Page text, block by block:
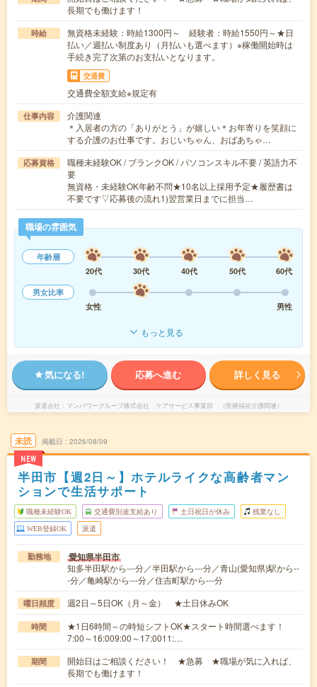
長期でも働けます！
時給
無資格未経験：時給1300円～ 経験者：時給1550円～★日
払い／週払い制度あり（月払いも選べます）※稼働開始時は
手続き完了次第のお支払いとなります。
交通費
交通費全額支給※規定有
仕事内容
介護関連
＊入居者の方の「ありがとう」が嬉しい＊お年寄りを笑顔に
する介護のお仕事です。おじいちゃん、おばあちゃ…
応募資格
職種未経験OK / ブランクOK / パソコンスキル不要 / 英語力不
要
無資格・未経験OK年齢不問★10名以上採用予定★履歴書は
不要です▽応募後の流れ1)翌営業日までに担当…
職場の雰囲気
年齢層
20代
30代 40代 50代
60代
男女比率
女性
男性
もっと見る
気になる! 応募へ進む 詳しく見る
派遣会社 マンパワーグループ株式会社 ケアサービス事業部 （医療福祉介護関連）
未読
NEW
掲載日 2026/08/09
半田市【週2日～】ホテルライクな高齢者マン
ションで生活サポート
職種未経験OK 交通費別途支給あり 土日祝日が休み 残業なし
WEB登録OK 派遣
勤務地 愛知県半田市
知多半田駅から---分／半田駅から---分／青山(愛知県)駅から--
-分／亀崎駅から---分／住吉町駅から---分
曜日頻度 週2日～5日OK（月～金） ★土日休みOK
時間
★1日6時間～の時短シフトOK★スタート時間選べます！
7:00～16:009:00～17:0011:…
期間
開始日はご相談ください！ ★急募 ★職場が気に入れば、
長期でも働けます！